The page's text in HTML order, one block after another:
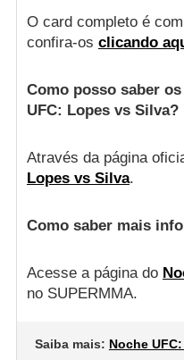
O card completo é
confira-os clicando
Como posso saber
UFC: Lopes vs Silva?
Através da página
Lopes vs Silva.
Como saber mais
Acesse a página do
no SUPERMMA.
Saiba mais: Noche